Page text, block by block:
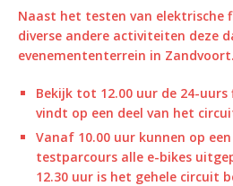
Naast het testen van elektrische
diverse andere activiteiten deze
evenemententerrein in Zandvoort.
Bekijk tot 12.00 uur de 24-
vindt op een deel van het
Vanaf 10.00 uur kunnen op
testparcours alle e-bikes
12.30 uur is het gehele circuit